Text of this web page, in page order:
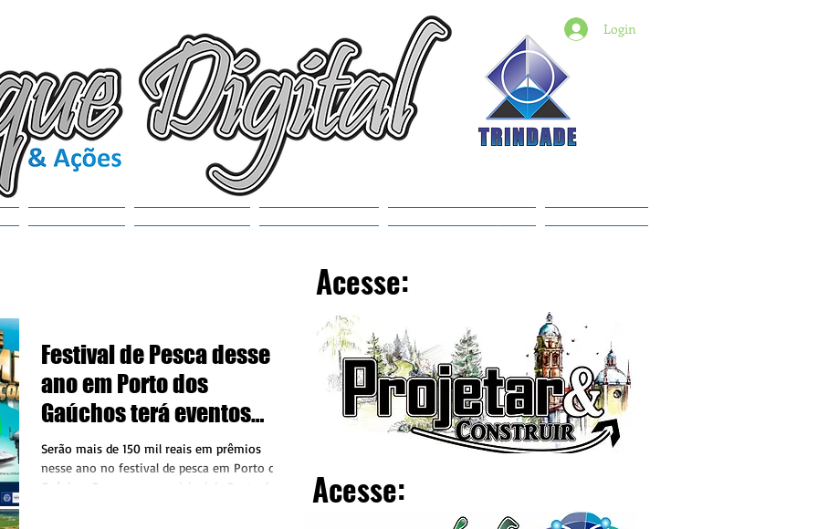
Login
Festival de Pesca desse
ano em Porto dos
Gaúchos terá eventos
musicais com cantores
nacionais
Serão mais de 150 mil reais em prêmios
nesse ano no festival de pesca em Porto dos
Gaúchos O governo municipal de Porto dos
Acesse:
Acesse: